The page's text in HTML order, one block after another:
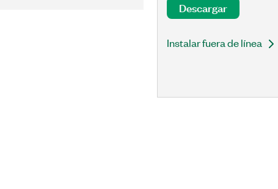
Descargar
Instalar fuera de línea